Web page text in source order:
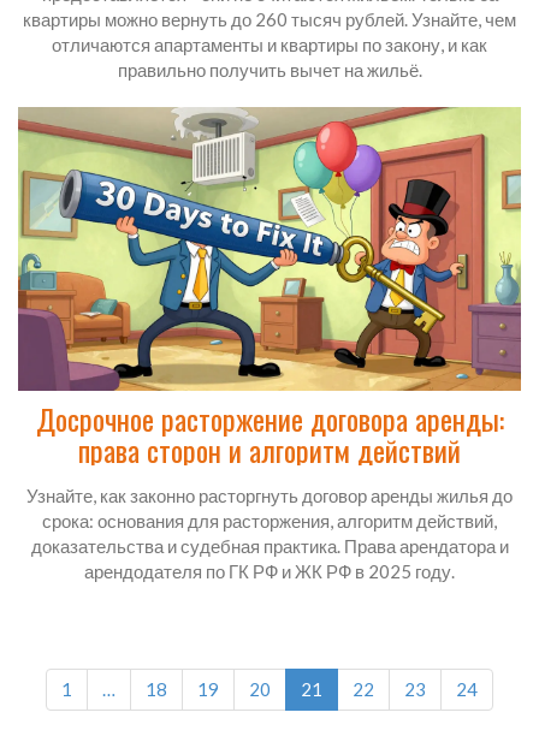
квартиры можно вернуть до 260 тысяч рублей. Узнайте, чем
отличаются апартаменты и квартиры по закону, и как
правильно получить вычет на жильё.
Досрочное расторжение договора аренды:
права сторон и алгоритм действий
Узнайте, как законно расторгнуть договор аренды жилья до
срока: основания для расторжения, алгоритм действий,
доказательства и судебная практика. Права арендатора и
арендодателя по ГК РФ и ЖК РФ в 2025 году.
1 18 19 20 21 22 23 24